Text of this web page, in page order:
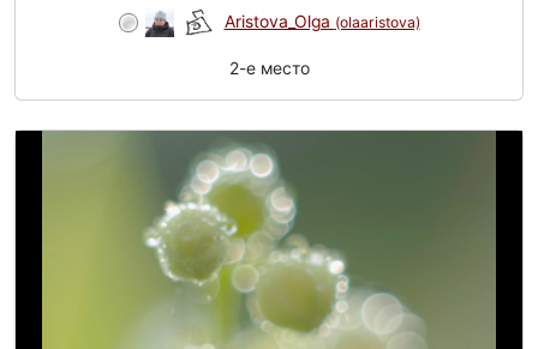
Aristova_Olga (olaaristova)
2-e место